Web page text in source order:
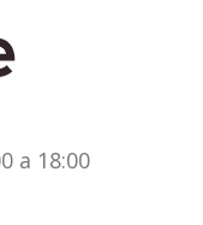
a 18:00